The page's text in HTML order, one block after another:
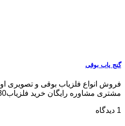
گنج یاب بوقی
فروش انواع فلزیاب بوقی و تصویری
مشتری مشاوره رایگان خرید فلزیاب09102191330
1 دیدگاه